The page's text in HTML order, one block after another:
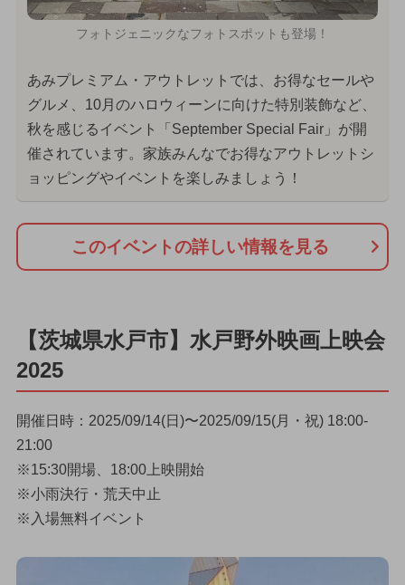
フォトジェニックなフォトスポットも登場！
あみプレミアム・アウトレットでは、お得なセールや
グルメ、10月のハロウィーンに向けた特別装飾など、
秋を感じるイベント「September Special Fair」が開
催されています。家族みんなでお得なアウトレットシ
ョッピングやイベントを楽しみましょう！
このイベントの詳しい情報を見る
【茨城県水戸市】水戸野外映画上映会
2025
開催日時：2025/09/14(日)〜2025/09/15(月・祝) 18:00-
21:00
※15:30開場、18:00上映開始
※小雨決行・荒天中止
※入場無料イベント